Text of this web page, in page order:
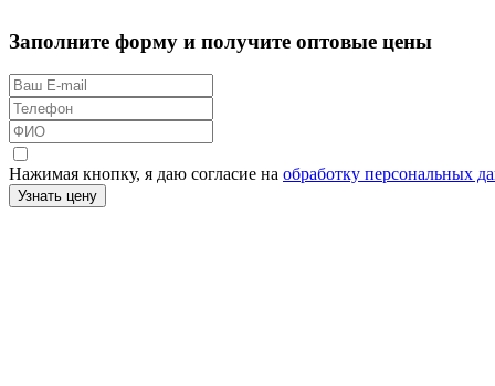
Заполните форму и получите оптовые цены
Нажимая кнопку, я даю согласие на обработку персональных
Узнать цену